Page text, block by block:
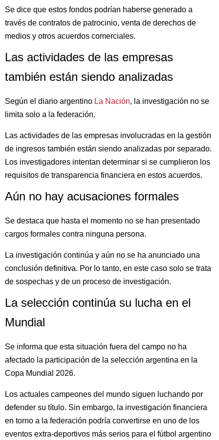
Se dice que estos fondos podrían haberse generado a
través de contratos de patrocinio, venta de derechos de
medios y otros acuerdos comerciales.
Las actividades de las empresas
también están siendo analizadas
Según el diario argentino La Nación, la investigación no se
limita solo a la federación.
Las actividades de las empresas involucradas en la gestión
de ingresos también están siendo analizadas por separado.
Los investigadores intentan determinar si se cumplieron los
requisitos de transparencia financiera en estos acuerdos.
Aún no hay acusaciones formales
Se destaca que hasta el momento no se han presentado
cargos formales contra ninguna persona.
La investigación continúa y aún no se ha anunciado una
conclusión definitiva. Por lo tanto, en este caso solo se trata
de sospechas y de un proceso de investigación.
La selección continúa su lucha en el
Mundial
Se informa que esta situación fuera del campo no ha
afectado la participación de la selección argentina en la
Copa Mundial 2026.
Los actuales campeones del mundo siguen luchando por
defender su título. Sin embargo, la investigación financiera
en torno a la federación podría convertirse en uno de los
eventos extra-deportivos más serios para el fútbol argentino